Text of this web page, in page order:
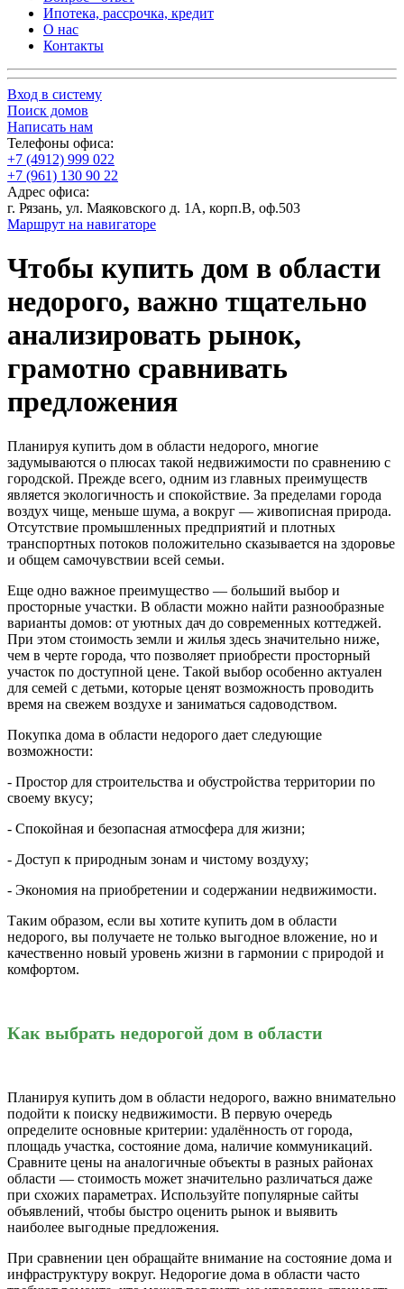
Ипотека, рассрочка, кредит
О нас
Контакты
Вход в систему
Поиск домов
Написать нам
Телефоны офиса:
+7 (4912) 999 022
+7 (961) 130 90 22
Адрес офиса:
г. Рязань, ул. Маяковского д. 1А, корп.В, оф.503
Маршрут на навигаторе
Чтобы купить дом в области
недорого, важно тщательно
анализировать рынок,
грамотно сравнивать
предложения
Планируя купить дом в области недорого, многие
задумываются о плюсах такой недвижимости по сравнению с
городской. Прежде всего, одним из главных преимуществ
является экологичность и спокойствие. За пределами города
воздух чище, меньше шума, а вокруг — живописная природа.
Отсутствие промышленных предприятий и плотных
транспортных потоков положительно сказывается на здоровье
и общем самочувствии всей семьи.
Еще одно важное преимущество — больший выбор и
просторные участки. В области можно найти разнообразные
варианты домов: от уютных дач до современных коттеджей.
При этом стоимость земли и жилья здесь значительно ниже,
чем в черте города, что позволяет приобрести просторный
участок по доступной цене. Такой выбор особенно актуален
для семей с детьми, которые ценят возможность проводить
время на свежем воздухе и заниматься садоводством.
Покупка дома в области недорого дает следующие
возможности:
- Простор для строительства и обустройства территории по
своему вкусу;
- Спокойная и безопасная атмосфера для жизни;
- Доступ к природным зонам и чистому воздуху;
- Экономия на приобретении и содержании недвижимости.
Таким образом, если вы хотите купить дом в области
недорого, вы получаете не только выгодное вложение, но и
качественно новый уровень жизни в гармонии с природой и
комфортом.
Как выбрать недорогой дом в области
Планируя купить дом в области недорого, важно внимательно
подойти к поиску недвижимости. В первую очередь
определите основные критерии: удалённость от города,
площадь участка, состояние дома, наличие коммуникаций.
Сравните цены на аналогичные объекты в разных районах
области — стоимость может значительно различаться даже
при схожих параметрах. Используйте популярные сайты
объявлений, чтобы быстро оценить рынок и выявить
наиболее выгодные предложения.
При сравнении цен обращайте внимание на состояние дома и
инфраструктуру вокруг. Недорогие дома в области часто